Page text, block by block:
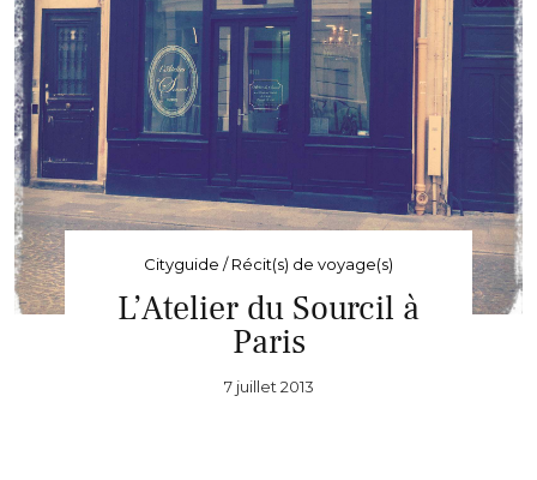
Cityguide / Récit(s) de voyage(s)
L’Atelier du Sourcil à
Paris
7 juillet 2013